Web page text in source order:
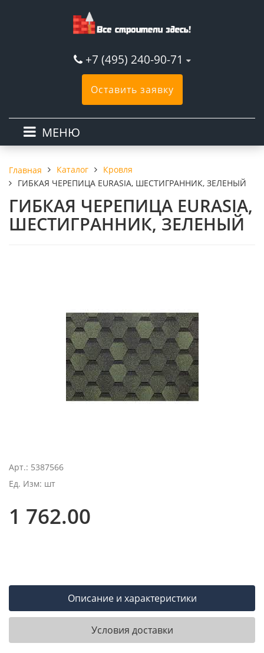
+7 (495) 240-90-71
Оставить заявку
МЕНЮ
Главная Каталог
Кровля
ГИБКАЯ ЧЕРЕПИЦА EURASIA, ШЕСТИГРАННИК, ЗЕЛЕНЫЙ
ГИБКАЯ ЧЕРЕПИЦА EURASIA,
ШЕСТИГРАННИК, ЗЕЛЕНЫЙ
Арт.: 5387566
Ед. Изм: шт
1 762.00
Описание и характеристики
Условия доставки